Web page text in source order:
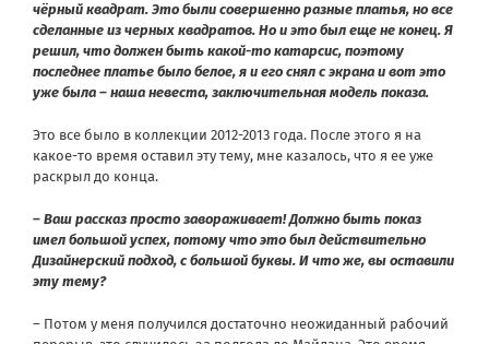
чёрный квадрат. Это были совершенно разные платья, но все
сделанные из черных квадратов. Но и это был еще не конец. Я
решил, что должен быть какой-то катарсис, поэтому
последнее платье было белое, я и его снял с экрана и вот это
уже была – наша невеста, заключительная модель показа.
Это все было в коллекции 2012-2013 года. После этого я на
какое-то время оставил эту тему, мне казалось, что я ее уже
раскрыл до конца.
– Ваш рассказ просто завораживает! Должно быть показ
имел большой успех, потому что это был действительно
Дизайнерский подход, с большой буквы. И что же, вы оставили
эту тему?
– Потом у меня получился достаточно неожиданный рабочий